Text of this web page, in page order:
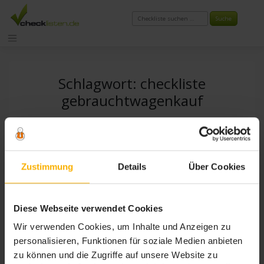
Zustimmung Details Über Cookies
Diese Webseite verwendet Cookies
Wir verwenden Cookies, um Inhalte und Anzeigen zu
personalisieren, Funktionen für soziale Medien anbieten
zu können und die Zugriffe auf unsere Website zu
Zum
Schlagwort: checkliste
gebrauchtwagenkauf